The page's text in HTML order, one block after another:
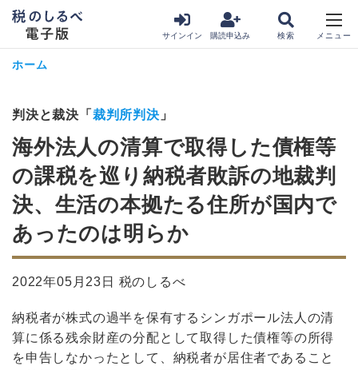
サインイン 購読申込み
ホーム
判決と裁決「 裁判所判決 」
海外法人の清算で取得した債権等
の課税を巡り納税者敗訴の地裁判
決、生活の本拠たる住所が国内で
あったのは明らか
2022年05月23日 税のしるべ
納税者が株式の過半を保有するシンガポール法人の清
算に係る残余財産の分配として取得した債権等の所得
を申告しなかったとして、納税者が居住者であること